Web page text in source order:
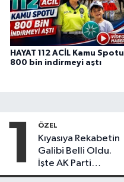
HAYAT 112 ACİL Kamu Spotu
800 bin indirmeyi aştı
1 ÖZEL
Kıyasıya Rekabetin
Galibi Belli Oldu.
İşte AK Parti
Gençlerinden